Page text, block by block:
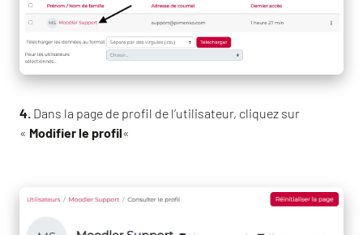
4. Dans la page de profil de l’utilisateur, cliquez sur
« Modifier le profil«